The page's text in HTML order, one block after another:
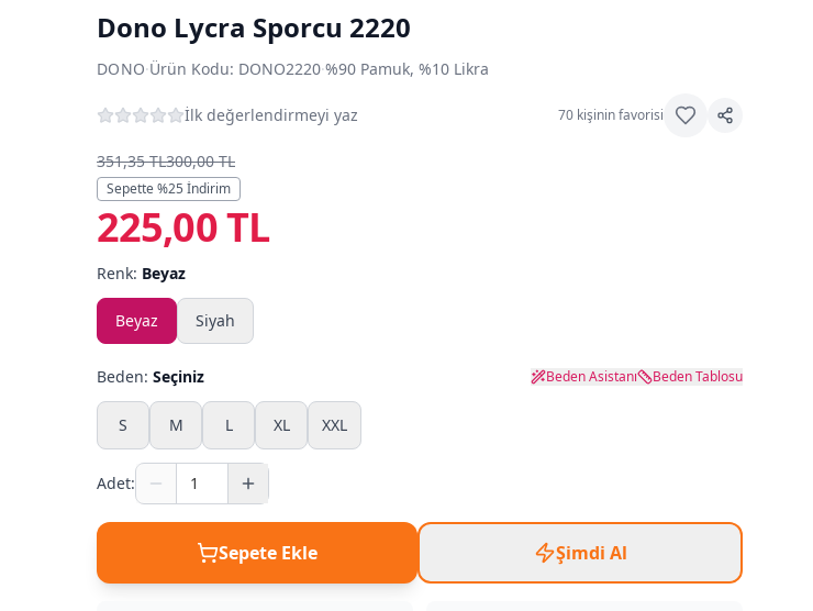
Dono Lycra Sporcu 2220
DONO·Ürün Kodu: DONO2220·%90 Pamuk, %10 Likra
İlk değerlendirmeyi yaz 70 kişinin favorisi
351,35 TL300,00 TL
Sepette %25 İndirim
225,00 TL
Renk: Beyaz
Beyaz Siyah
Beden: Seçiniz Beden Asistanı Beden Tablosu
S M L XL XXL
Adet:
Sepete Ekle Şimdi Al